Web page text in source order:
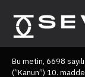
Bu metin, 6698
(“Kanun”) 10.